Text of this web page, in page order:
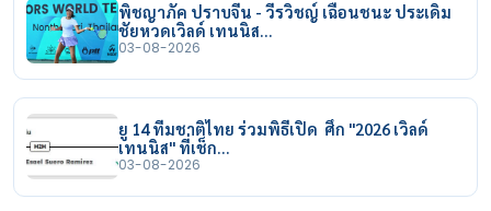
พิชญาภัค ปราบจีน - วีรวิชญ์ เฉือนชนะ ประเดิม
ชัยหวดเวิลด์ เทนนิส…
03-08-2026
ยู 14 ทีมชาติไทย ร่วมพิธีเปิด ศึก "2026 เวิลด์
เทนนิส" ที่เช็ก…
03-08-2026